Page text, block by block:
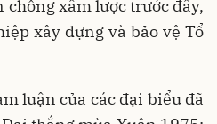
xâm lược trước đây,
xây dựng và bảo vệ Tổ
luận của các đại biểu đã